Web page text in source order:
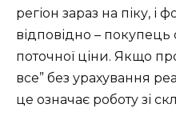
регіон зараз на піку, і
відповідно –
поточної ціни. Якщо
все” без урахування
це означає роботу зі